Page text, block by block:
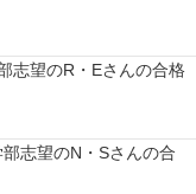
志望のR・Eさんの合格
志望のN・Sさんの合